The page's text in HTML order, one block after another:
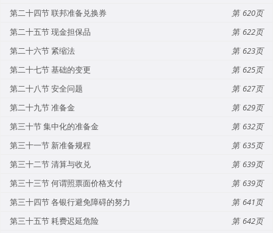
第二十四节 联邦准备兑换券
620
第二十五节 现金担保品
622
第二十六节 紧缩法
623
第二十七节 基础的变更
625
第二十八节 安全问题
627
第二十九节 准备金
629
第三十节 集中化的准备金
632
第三十一节 新准备规程
635
第三十二节 清算与收兑
639
第三十三节 何谓照票面价格支付
639
第三十四节 各银行避免障碍的努力
641
第三十五节 耗费迟延危险
642